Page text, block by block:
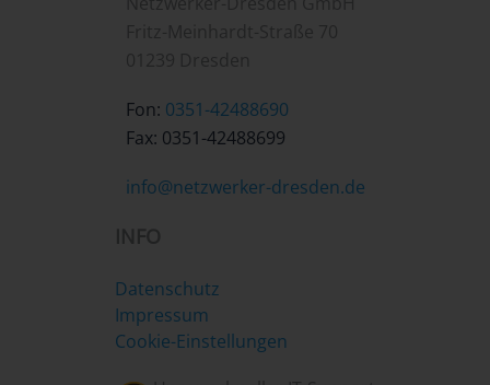
Fon: 0351-42488690
Fax: 0351-42488699
info@netzwerker-dresden.de
Datenschutz
Impressum
Cookie-Einstellungen